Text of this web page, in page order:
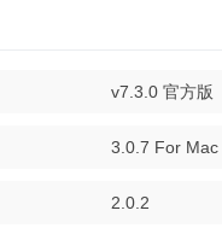
v7.3.0 官方版
3.0.7 For Mac
2.0.2